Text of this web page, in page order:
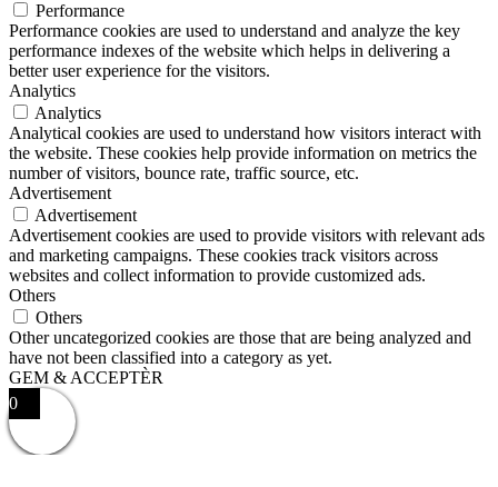
Performance
Performance cookies are used to understand and analyze the key
performance indexes of the website which helps in delivering a
better user experience for the visitors.
Analytics
Analytics
Analytical cookies are used to understand how visitors interact with
the website. These cookies help provide information on metrics the
number of visitors, bounce rate, traffic source, etc.
Advertisement
Advertisement
Advertisement cookies are used to provide visitors with relevant ads
and marketing campaigns. These cookies track visitors across
websites and collect information to provide customized ads.
Others
Others
Other uncategorized cookies are those that are being analyzed and
have not been classified into a category as yet.
GEM & ACCEPTÈR
0